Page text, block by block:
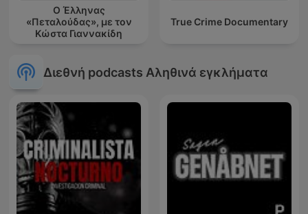
Ο Έλληνας
«Πεταλούδας», με τον
Κώστα Γιαννακίδη
True Crime Documentary
Διεθνή podcasts Αληθινά εγκλήματα